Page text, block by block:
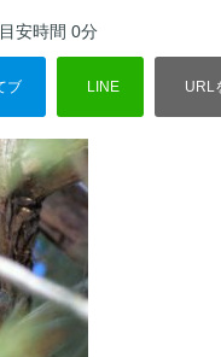
目安時間 0分